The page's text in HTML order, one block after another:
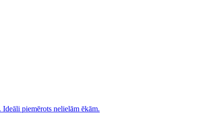
piemērots nelielām ēkām.